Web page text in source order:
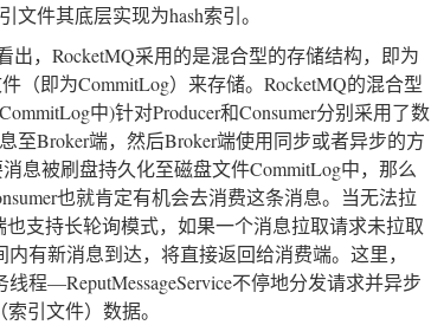
文件其底层实现为hash索引。
，RocketMQ采用的是混合型的存储结构，即为
（即为CommitLog）来存储。RocketMQ的混合型
中)针对Producer和Consumer分别采用了数
至Broker端，然后Broker端使用同步或者异步的方
息被刷盘持久化至磁盘文件CommitLog中，那么
也就肯定有机会去消费这条消息。当无法拉
支持长轮询模式，如果一个消息拉取请求未拉取
有新消息到达，将直接返回给消费端。这里，
程—ReputMessageService不停地分发请求并异步
引文件）数据。